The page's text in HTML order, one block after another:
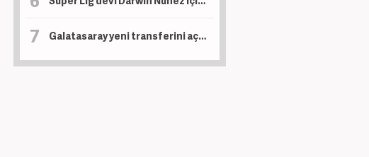
Galatasaray yeni transferini açıkladı!